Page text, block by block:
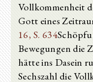
Vollkommenheit
Gott eines
16, S. 634
Bewegungen die
hätte ins Dasein
Sechszahl die